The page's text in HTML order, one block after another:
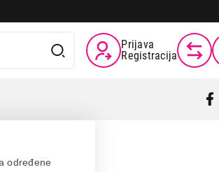
određene
Prijava
Registracija